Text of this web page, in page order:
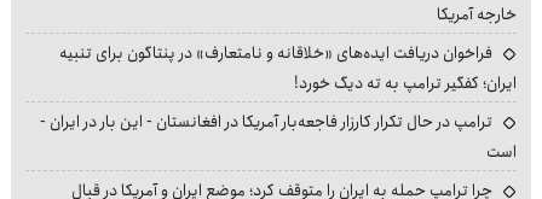
خارجه آمریکا
فراخوان دریافت ایده‌های «خلاقانه و نامتعارف» در پنتاگون برای تنبیه
ایران؛ کفگیر ترامپ به ته دیگ خورد!
ترامپ در حال تکرار کارزار فاجعه‌بار آمریکا در افغانستان - این بار در ایران -
است
چرا ترامپ حمله به ایران را متوقف کرد؛ موضع ایران و آمریکا در قبال